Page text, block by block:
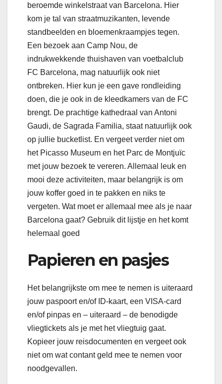
beroemde winkelstraat van Barcelona. Hier
kom je tal van straatmuzikanten, levende
standbeelden en bloemenkraampjes tegen.
Een bezoek aan Camp Nou, de
indrukwekkende thuishaven van voetbalclub
FC Barcelona, mag natuurlijk ook niet
ontbreken. Hier kun je een gave rondleiding
doen, die je ook in de kleedkamers van de FC
brengt. De prachtige kathedraal van Antoni
Gaudi, de Sagrada Familia, staat natuurlijk ook
op jullie bucketlist. En vergeet verder niet om
het Picasso Museum en het Parc de Montjuïc
met jouw bezoek te vereren. Allemaal leuk en
mooi deze activiteiten, maar belangrijk is om
jouw koffer goed in te pakken en niks te
vergeten. Wat moet er allemaal mee als je naar
Barcelona gaat? Gebruik dit lijstje en het komt
helemaal goed
Papieren en pasjes
Het belangrijkste om mee te nemen is uiteraard
jouw paspoort en/of ID-kaart, een VISA-card
en/of pinpas en – uiteraard – de benodigde
vliegtickets als je met het vliegtuig gaat.
Kopieer jouw reisdocumenten en vergeet ook
niet om wat contant geld mee te nemen voor
noodgevallen.